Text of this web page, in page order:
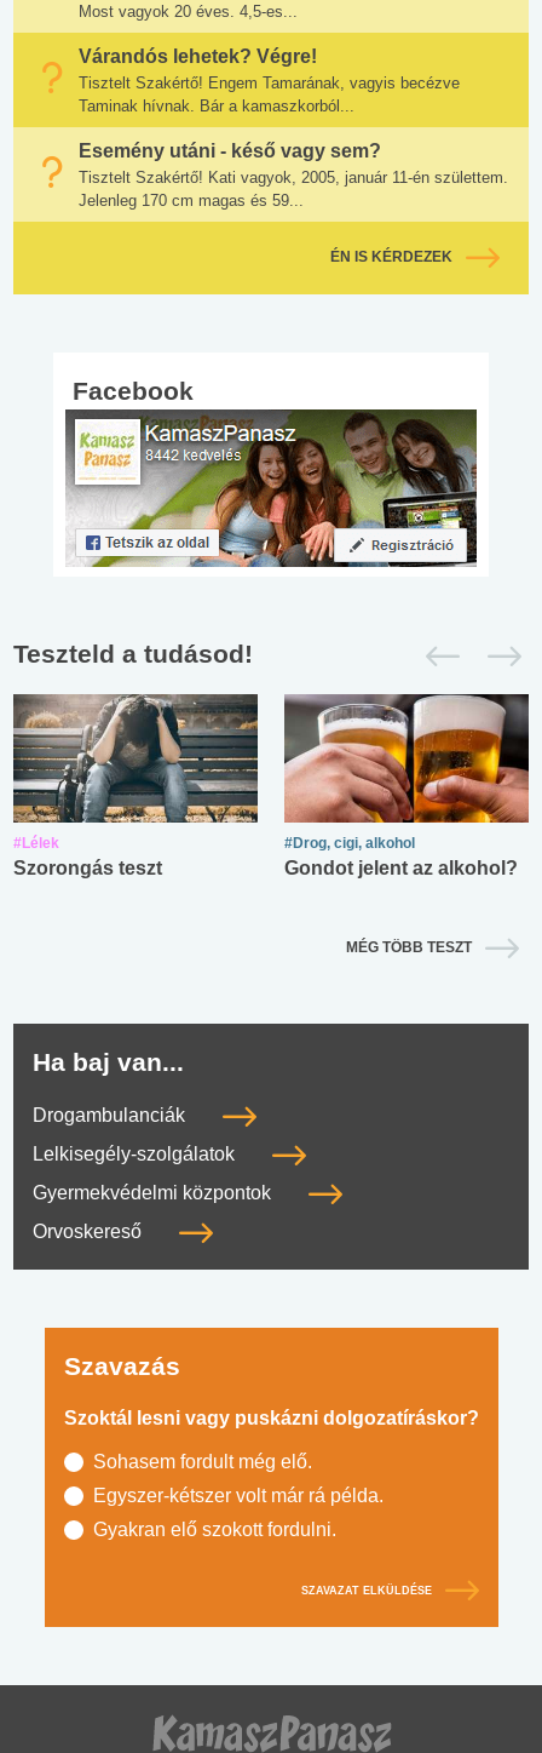
Most vagyok 20 éves. 4,5-es...
Várandós lehetek? Végre!
Tisztelt Szakértő! Engem Tamarának, vagyis becézve
Taminak hívnak. Bár a kamaszkorból...
Esemény utáni - késő vagy sem?
Tisztelt Szakértő! Kati vagyok, 2005, január 11-én születtem.
Jelenleg 170 cm magas és 59...
ÉN IS KÉRDEZEK
Facebook
Teszteld a tudásod!
#Lélek
Szorongás teszt
#Drog, cigi, alkohol
Gondot jelent az alkohol?
MÉG TÖBB TESZT
Ha baj van...
Drogambulanciák
Lelkisegély-szolgálatok
Gyermekvédelmi központok
Orvoskereső
Szavazás
Szoktál lesni vagy puskázni dolgozatíráskor?
Sohasem fordult még elő.
Egyszer-kétszer volt már rá példa.
Gyakran elő szokott fordulni.
SZAVAZAT ELKÜLDÉSE